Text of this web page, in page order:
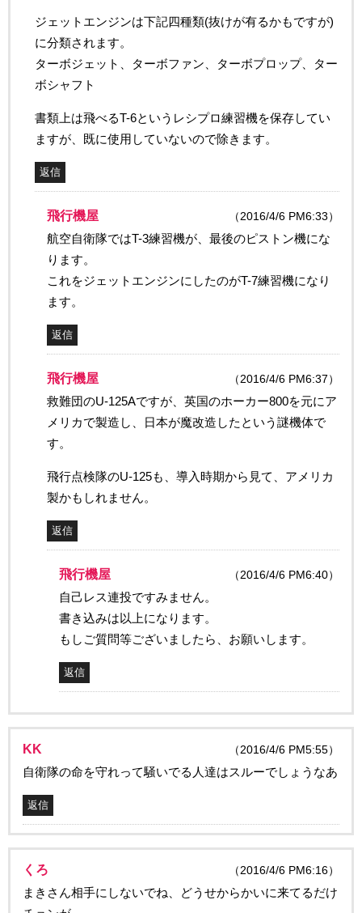
ジェットエンジンは下記四種類(抜けが有るかもですが)
に分類されます。
ターボジェット、ターボファン、ターボプロップ、ター
ボシャフト
書類上は飛べるT-6というレシプロ練習機を保存してい
ますが、既に使用していないので除きます。
返信
飛行機屋 （2016/4/6 PM6:33）
航空自衛隊ではT-3練習機が、最後のピストン機にな
ります。
これをジェットエンジンにしたのがT-7練習機になり
ます。
返信
飛行機屋 （2016/4/6 PM6:37）
救難団のU-125Aですが、英国のホーカー800を元にア
メリカで製造し、日本が魔改造したという謎機体で
す。
飛行点検隊のU-125も、導入時期から見て、アメリカ
製かもしれません。
返信
飛行機屋 （2016/4/6 PM6:40）
自己レス連投ですみません。
書き込みは以上になります。
もしご質問等ございましたら、お願いします。
返信
KK （2016/4/6 PM5:55）
自衛隊の命を守れって騒いでる人達はスルーでしょうなあ
返信
くろ （2016/4/6 PM6:16）
まきさん相手にしないでね、どうせからかいに来てるだけ